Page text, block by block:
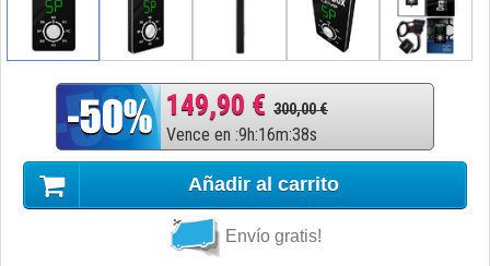
149,90 € 300,00 €
Vence en :9h:16m:37s
Añadir al carrito
Envío gratis!